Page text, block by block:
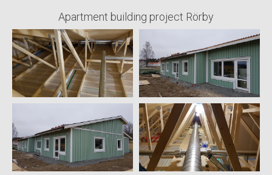
Apartment building project Rörby